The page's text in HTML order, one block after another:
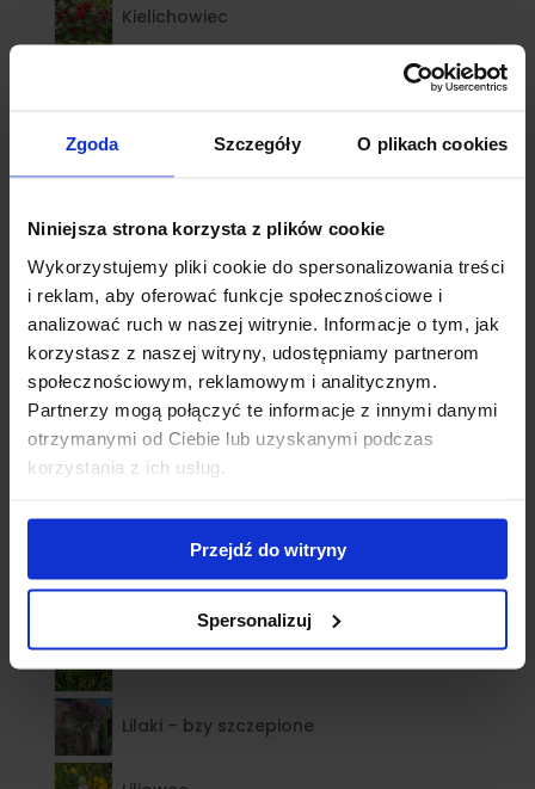
Zgoda Szczegóły O plikach cookies
Niniejsza strona korzysta z plików cookie
Wykorzystujemy pliki cookie do spersonalizowania treści
i reklam, aby oferować funkcje społecznościowe i
analizować ruch w naszej witrynie. Informacje o tym, jak
korzystasz z naszej witryny, udostępniamy partnerom
społecznościowym, reklamowym i analitycznym.
Partnerzy mogą połączyć te informacje z innymi danymi
otrzymanymi od Ciebie lub uzyskanymi podczas
korzystania z ich usług.
Przejdź do witryny
Spersonalizuj
Kielichowiec
Klony palmowe
Krzewuszka
Krzewy ozdobne
Kuklik
Lagerstroemia
Lawendy
Lilaki – bzy szczepione